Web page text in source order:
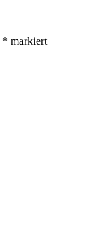
* markiert